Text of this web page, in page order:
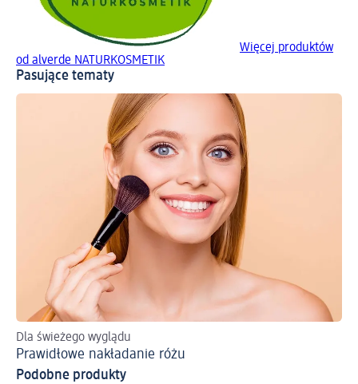
Więcej produktów
od alverde NATURKOSMETIK
Pasujące tematy
Dla świeżego wyglądu
Prawidłowe nakładanie różu
Podobne produkty